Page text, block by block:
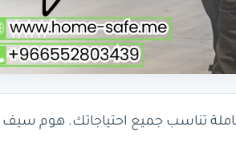
تناسب جميع احتياجاتك. هوم سيف